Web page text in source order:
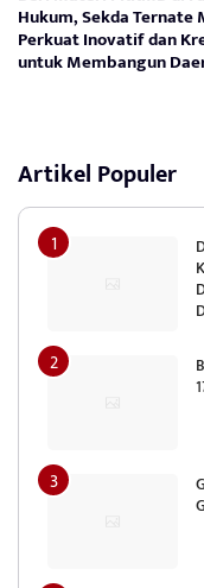
Hukum, Sekda Ternate
Perkuat Inovatif dan
untuk Membangun
Artikel Populer